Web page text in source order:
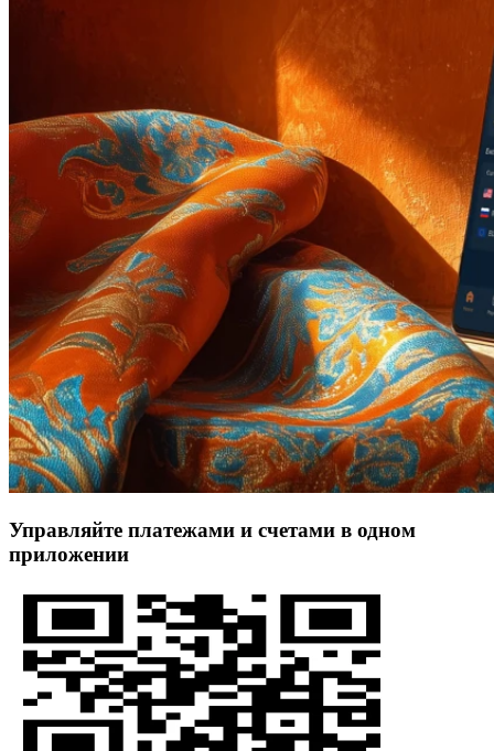
Управляйте платежами и счетами в одном
приложении